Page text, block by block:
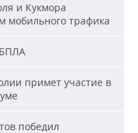
и Кукмора
мобильного трафика
примет участие в
победил